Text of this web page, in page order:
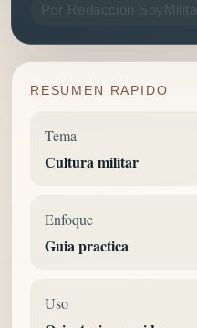
Por Redaccion SoyMilitar
RESUMEN RAPIDO
Tema
Cultura militar
Enfoque
Guia practica
Uso